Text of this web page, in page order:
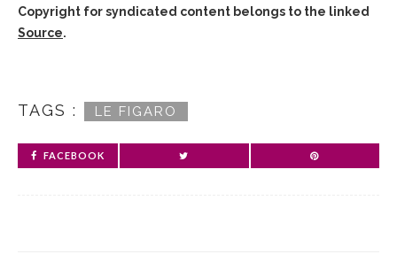
Copyright for syndicated content belongs to the linked
Source.
TAGS : LE FIGARO
FACEBOOK